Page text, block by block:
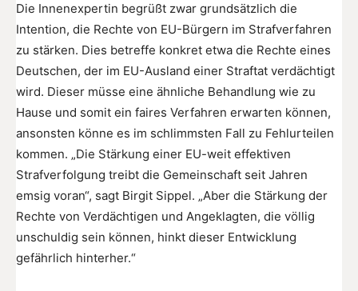
Die Innenexpertin begrüßt zwar grundsätzlich die
Intention, die Rechte von EU-Bürgern im Strafverfahren
zu stärken. Dies betreffe konkret etwa die Rechte eines
Deutschen, der im EU-Ausland einer Straftat verdächtigt
wird. Dieser müsse eine ähnliche Behandlung wie zu
Hause und somit ein faires Verfahren erwarten können,
ansonsten könne es im schlimmsten Fall zu Fehlurteilen
kommen. „Die Stärkung einer EU-weit effektiven
Strafverfolgung treibt die Gemeinschaft seit Jahren
emsig voran“, sagt Birgit Sippel. „Aber die Stärkung der
Rechte von Verdächtigen und Angeklagten, die völlig
unschuldig sein können, hinkt dieser Entwicklung
gefährlich hinterher.“